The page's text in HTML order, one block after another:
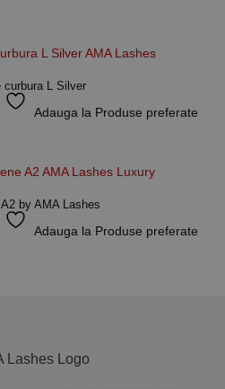
Adauga la Produse preferate
curbura L Silver
Adauga la Produse preferate
by AMA Lashes